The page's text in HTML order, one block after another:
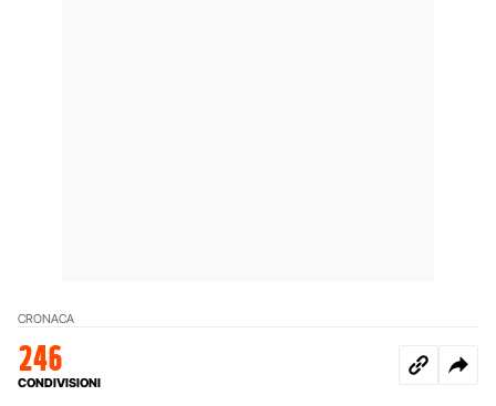
CRONACA
246
CONDIVISIONI